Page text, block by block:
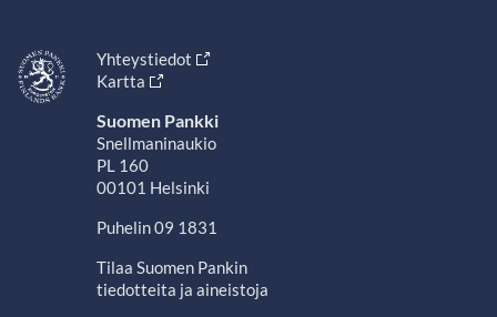
Yhteystiedot
Kartta
Suomen Pankki
Snellmaninaukio
PL 160
00101 Helsinki
Puhelin 09 1831
Tilaa Suomen Pankin
tiedotteita ja aineistoja